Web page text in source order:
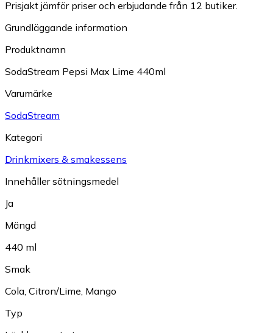
Prisjakt jämför priser och erbjudande från 12 butiker.
Grundläggande information
Produktnamn
SodaStream Pepsi Max Lime 440ml
Varumärke
SodaStream
Kategori
Drinkmixers & smakessens
Innehåller sötningsmedel
Ja
Mängd
440 ml
Smak
Cola, Citron/Lime, Mango
Typ